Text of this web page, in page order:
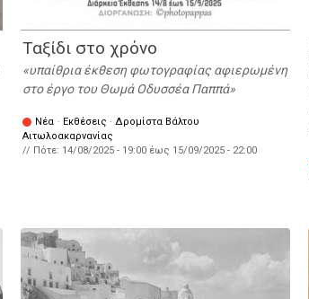
Ταξίδι στο χρόνο
υπαίθρια έκθεση φωτογραφίας αφιερωμένη
στο έργο του Θωμά Οδυσσέα Παππά
Νέα · Εκθέσεις · Δρομίστα Βάλτου
Αιτωλοακαρνανίας
// Πότε: 14/08/2025 - 19:00 έως 15/09/2025 - 22:00